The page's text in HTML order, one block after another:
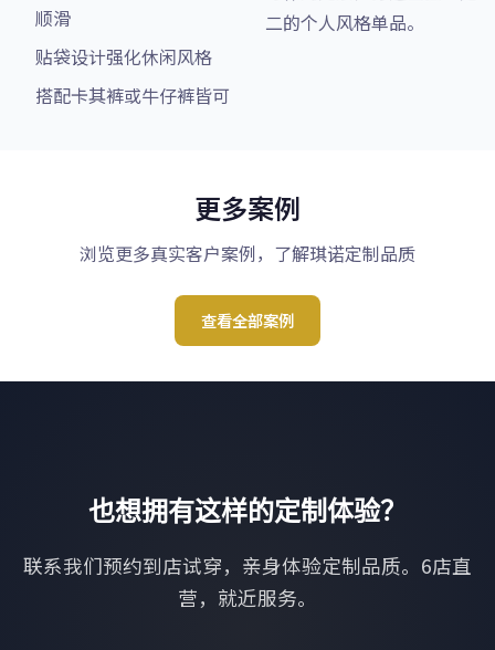
顺滑
贴袋设计强化休闲风格
搭配卡其裤或牛仔裤皆可
二的个人风格单品。
更多案例
浏览更多真实客户案例，了解琪诺定制品质
查看全部案例
也想拥有这样的定制体验？
联系我们预约到店试穿，亲身体验定制品质。6店直
营，就近服务。